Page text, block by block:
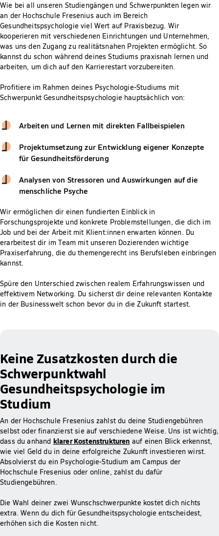
Wie bei all unseren Studiengängen und Schwerpunkten legen wir
an der Hochschule Fresenius auch im Bereich
Gesundheitspsychologie viel Wert auf Praxisbezug. Wir
kooperieren mit verschiedenen Einrichtungen und Unternehmen,
was uns den Zugang zu realitätsnahen Projekten ermöglicht. So
kannst du schon während deines Studiums praxisnah lernen und
arbeiten, um dich auf den Karrierestart vorzubereiten.
Profitiere im Rahmen deines Psychologie-Studiums mit
Schwerpunkt Gesundheitspsychologie hauptsächlich von:
Arbeiten und Lernen mit direkten Fallbeispielen
Projektumsetzung zur Entwicklung eigener Konzepte
für Gesundheitsförderung
Analysen von Stressoren und Auswirkungen auf die
menschliche Psyche
Wir ermöglichen dir einen fundierten Einblick in
Forschungsprojekte und konkrete Problemstellungen, die dich im
Job und bei der Arbeit mit Klient:innen erwarten können. Du
erarbeitest dir im Team mit unseren Dozierenden wichtige
Praxiserfahrung, die du themengerecht ins Berufsleben einbringen
kannst.
Spüre den Unterschied zwischen realem Erfahrungswissen und
effektivem Networking. Du sicherst dir deine relevanten Kontakte
in der Businesswelt schon bevor du in die Zukunft startest.
Keine Zusatzkosten durch die
Schwerpunktwahl
Gesundheitspsychologie im
Studium
An der Hochschule Fresenius zahlst du deine Studiengebühren
selbst oder finanzierst sie auf verschiedene Weise. Uns ist wichtig,
dass du anhand klarer Kostenstrukturen auf einen Blick erkennst,
wie viel Geld du in deine erfolgreiche Zukunft investieren wirst.
Absolvierst du ein Psychologie-Studium am Campus der
Hochschule Fresenius oder online, zahlst du dafür
Studiengebühren.
Die Wahl deiner zwei Wunschschwerpunkte kostet dich nichts
extra. Wenn du dich für Gesundheitspsychologie entscheidest,
erhöhen sich die Kosten nicht.